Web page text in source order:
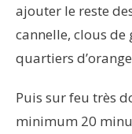
ajouter le reste
cannelle, clous
quartiers
Puis sur feu très
minimum 20